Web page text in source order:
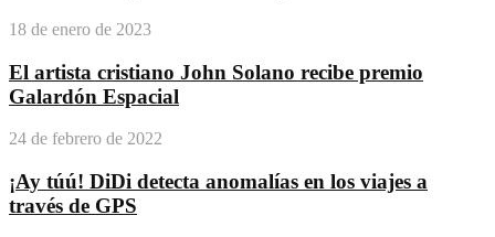
18 de enero de 2023
El artista cristiano John Solano recibe premio
Galardón Espacial
24 de febrero de 2022
¡Ay túú! DiDi detecta anomalías en los viajes a
través de GPS